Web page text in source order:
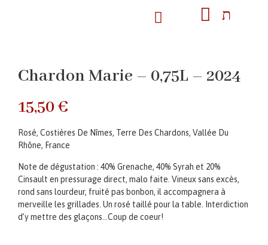
Chardon Marie – 0,75L – 2024
15,50€
Rosé, Costières De Nîmes, Terre Des Chardons, Vallée Du
Rhône, France
Note de dégustation : 40% Grenache, 40% Syrah et 20%
Cinsault en pressurage direct, malo faite. Vineux sans excès,
rond sans lourdeur, fruité pas bonbon, il accompagnera à
merveille les grillades. Un rosé taillé pour la table. Interdiction
d’y mettre des glaçons…Coup de coeur!